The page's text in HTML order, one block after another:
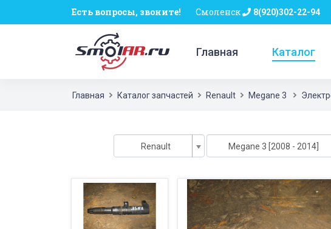
Есть вопросы, звоните! Смоленск 8(920)302-22-94
Главная Каталог
Главная Каталог запчастей Renault Megane 3
Renault Megane 3 [2008 - 2014]